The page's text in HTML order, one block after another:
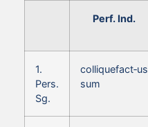
Perf. Ind.
1.
Pers.
Sg.
colliquefact‑us
sum